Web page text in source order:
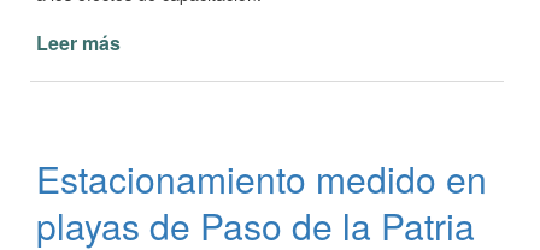
Leer más
en
Paso
de
Estacionamiento medido en
playas de Paso de la Patria